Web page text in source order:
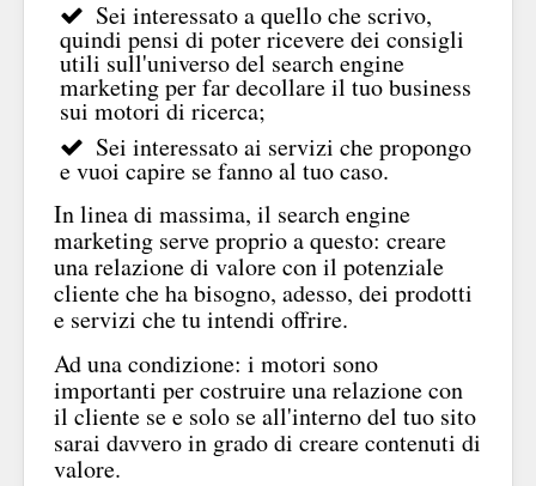
Sei interessato a quello che scrivo,
quindi pensi di poter ricevere dei consigli
utili sull'universo del search engine
marketing per far decollare il tuo business
sui motori di ricerca;
Sei interessato ai servizi che propongo
e vuoi capire se fanno al tuo caso.
In linea di massima, il search engine
marketing serve proprio a questo: creare
una relazione di valore con il potenziale
cliente che ha bisogno, adesso, dei prodotti
e servizi che tu intendi offrire.
Ad una condizione: i motori sono
importanti per costruire una relazione con
il cliente se e solo se all'interno del tuo sito
sarai davvero in grado di creare contenuti di
valore.